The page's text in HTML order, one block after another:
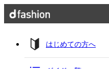
はじめての方へ